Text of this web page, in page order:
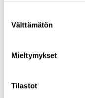
valinta
Välttämätön
Mieltymykset
Tilastot
Torstaisin klo